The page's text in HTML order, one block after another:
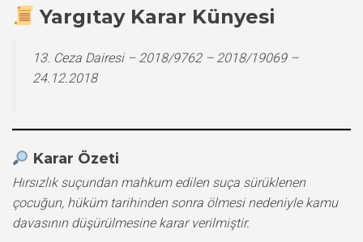
Yargıtay Karar Künyesi
13. Ceza Dairesi – 2018/9762 – 2018/19069 –
24.12.2018
Karar Özeti
Hırsızlık suçundan mahkum edilen suça sürüklenen
çocuğun, hüküm tarihinden sonra ölmesi nedeniyle kamu
davasının düşürülmesine karar verilmiştir.